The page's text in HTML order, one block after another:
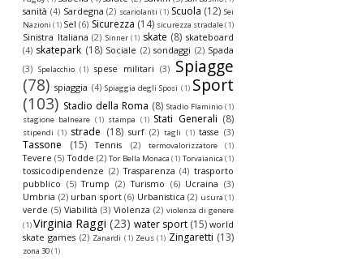
sanità (4) Sardegna (2) scariolanti (1) Scuola (12) Sei
Nazioni (1) Sel (6) Sicurezza (14) sicurezza stradale(1)
Sinistra Italiana (2) Sinner (1) skate (8) skateboard
(4) skatepark (18) Sociale (2) sondaggi (2) Spada
(3) Spelacchio (1) spese militari (3) Spiagge
(78) spiaggia (4) Spiaggia degli Sposi (1) Sport
(103) Stadio della Roma (8) Stadio Flaminio (1)
stagione balneare (1) stampa (1) Stati Generali (8)
stipendi (1) strade (18) surf (2) tagli (1) tasse (3)
Tassone (15) Tennis (2) termovalorizzatore (1)
Tevere (5) Todde (2) Tor Bella Monaca (1) Torvaianica (1)
tossicodipendenze (2) Trasparenza (4) trasporto
pubblico (5) Trump (2) Turismo (6) Ucraina (3)
Umbria (2) urban sport (6) Urbanistica (2) usura (1)
verde (5) Viabilità (3) Violenza (2) violenza di genere
(1)Virginia Raggi (23) water sport (15) world
skate games (2) Zanardi (1) Zeus (1) Zingaretti (13)
zona 30(1)